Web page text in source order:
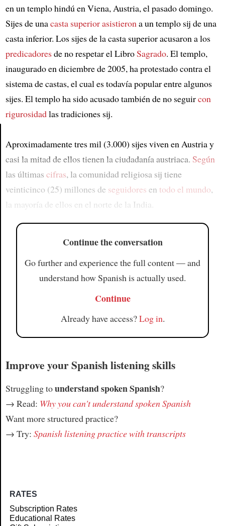
en un templo hindú en Viena, Austria, el pasado domingo.
Sijes de unacasta superiorasistierona un templo sij de una
casta inferior. Los sijes de la casta superior acusaron a los
predicadoresde no respetar el LibroSagrado. El templo,
inaugurado en diciembre de 2005, ha protestado contra el
sistema de castas, el cual es todavía popular entre algunos
sijes. El templo ha sido acusado también de no seguircon
rigurosidadlas tradiciones sij.
Aproximadamente tres mil (3.000) sijes viven en Austria y
casi la mitad de ellos tienen la ciudadanía austriaca. Según
las últimas cifras, la comunidad religiosa sij tiene
veinticinco (25) millones de seguidores en todo el mundo,
la mayoría de ellos en el norte de la India.
Continue the conversation
Go further and experience the full content — and
understand how Spanish is actually used.
Continue
Already have access?Log in.
Improve your Spanish listening skills
Struggling tounderstand spoken Spanish?
→ Read: Why you can't understand spoken Spanish
Want more structured practice?
→ Try: Spanish listening practice with transcripts
RATES
Subscription Rates
Educational Rates